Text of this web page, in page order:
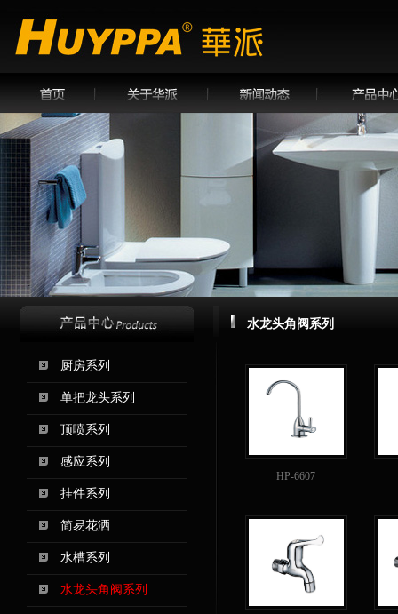
水龙头角阀系列
厨房系列
单把龙头系列
顶喷系列
感应系列
挂件系列
简易花洒
水槽系列
水龙头角阀系列
HP-6607